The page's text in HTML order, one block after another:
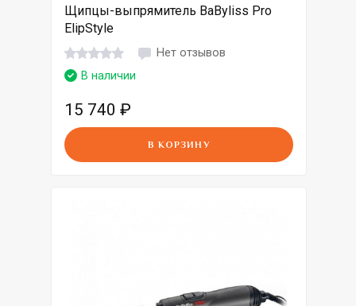
Щипцы-выпрямитель BaByliss Pro
ElipStyle
Нет отзывов
В наличии
15 740 ₽
В КОРЗИНУ